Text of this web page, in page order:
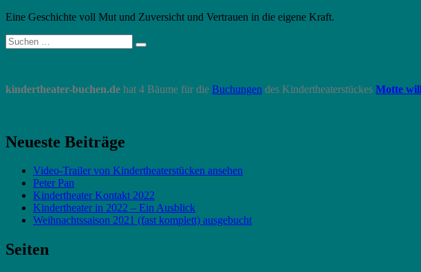
Eine Geschichte voll Mut und Zuversicht und Vertrauen in die eigene Kraft.
Suche
nach:
Suchen
kindertheater-buchen.de hat 4 Bäume für die Buchungen des Kindertheaterstückes Motte
Neueste Beiträge
Video-Trailer von Kindertheaterstücken ansehen
Peter Pan
Kindertheater Kontakt 2022
Kindertheater in 2022 – Ein Ausblick
Weihnachtssaison 2021 (fast komplett) ausgebucht
Seiten